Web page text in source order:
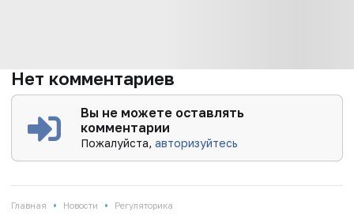
Нет комментариев
Вы не можете оставлять
комментарии
Пожалуйста,авторизуйтесь
Главная • Новости • Регуляторика